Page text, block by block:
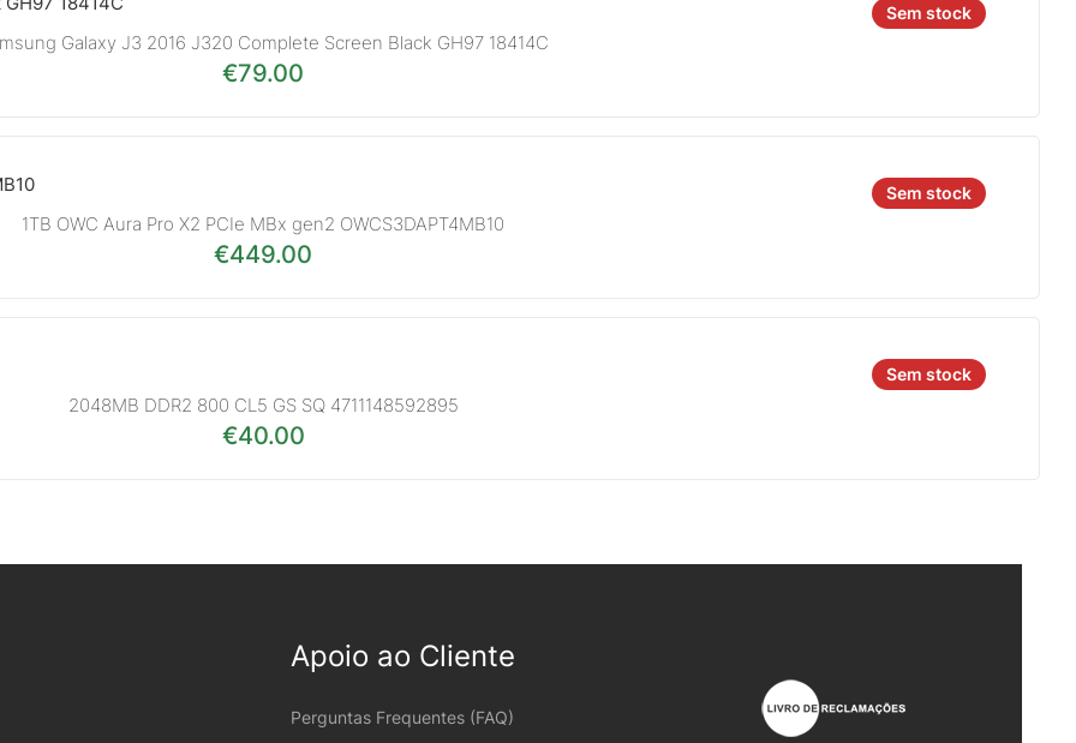
Sem stock
Galaxy J3 2016 J320 Complete Screen Black GH97 18414C
€79.00
Sem stock
1TB OWC Aura Pro X2 PCIe MBx gen2 OWCS3DAPT4MB10
€449.00
Sem stock
2048MB DDR2 800 CL5 GS SQ 4711148592895
€40.00
Apoio ao Cliente
Perguntas Frequentes (FAQ)